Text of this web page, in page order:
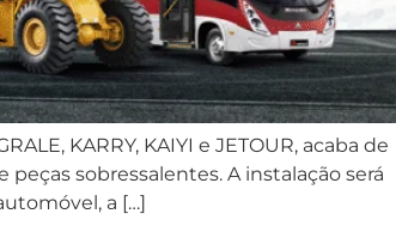
KARRY, KAIYI e JETOUR, acaba de
sobressalentes. A instalação será
a […]